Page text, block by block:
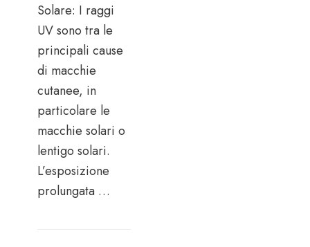
Solare: I raggi
UV sono tra le
principali cause
di macchie
cutanee, in
particolare le
macchie solari o
lentigo solari.
L’esposizione
prolungata …